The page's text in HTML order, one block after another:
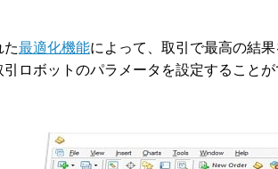
最適化機能によって、取引で最高の結
ロボットのパラメータを設定することが